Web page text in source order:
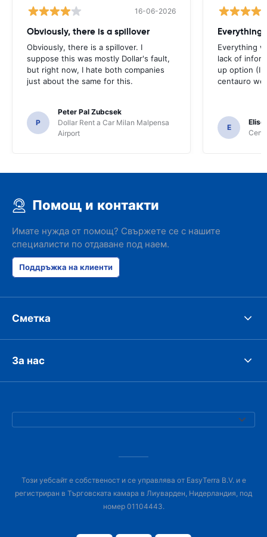
16-06-2026
Obviously, there is a spillover
Obviously, there is a spillover. I
suppose this was mostly Dollar's fault,
but right now, I hate both companies
just about the same for this.
P
Peter Pal Zubcsek
Dollar Rent a Car Milan Malpensa
Airport
Everything
Everything
lack of
up option (I
centauro
E
Помощ и контакти
Имате нужда от помощ? Свържете се с нашите
специалисти по отдаване под наем.
Поддръжка на клиенти
Сметка
За нас
Този уебсайт е собственост и се управлява от EasyTerra B.V. и е
регистриран в Търговската камара в Лиуварден, Нидерландия, под
номер 01104443.